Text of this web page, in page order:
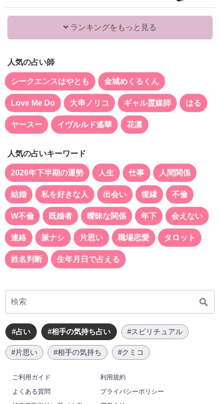
ランキングをもっと見る
人気の占い師
シークエンスはやとも 金城めくるくん
Love Me Do 大串ノリコ ギャル霊媒師 はる
ヤースー イヴルルド遙華 花凛
人気の占いキーワード
2026年下半期の運勢 人生 仕事 人間関係
結婚 私を好きな人 出会い 復縁 不倫
W不倫 既婚者 曖昧な関係 年下 会えない
連絡 脈ナシ 片思い 職場恋愛 タロット
姓名判断 生年月日で占える
#占い #相手の気持ち占い #スピリチュアル
#片思い #相手の気持ち #クミコ
ご利用ガイド
利用規約
よくある質問
プライバシーポリシー